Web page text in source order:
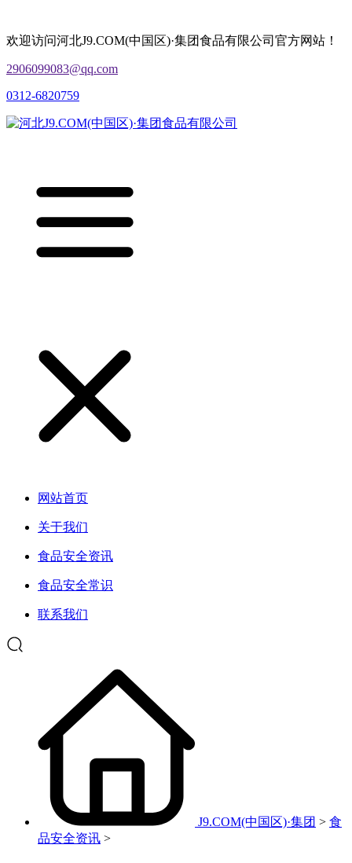
欢迎访问河北J9.COM(中国区)·集团食品有限公司官方网站！
2906099083@qq.com
0312-6820759
网站首页
关于我们
食品安全资讯
食品安全常识
联系我们
J9.COM(中国区)·集团 > 食
品安全资讯 >